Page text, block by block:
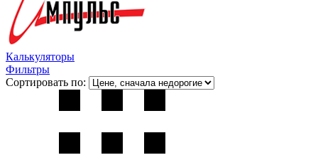
Калькуляторы
Фильтры
Сортировать по: